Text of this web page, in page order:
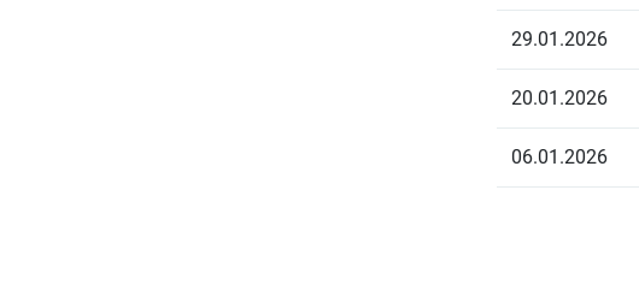
29.01.2026
20.01.2026
06.01.2026